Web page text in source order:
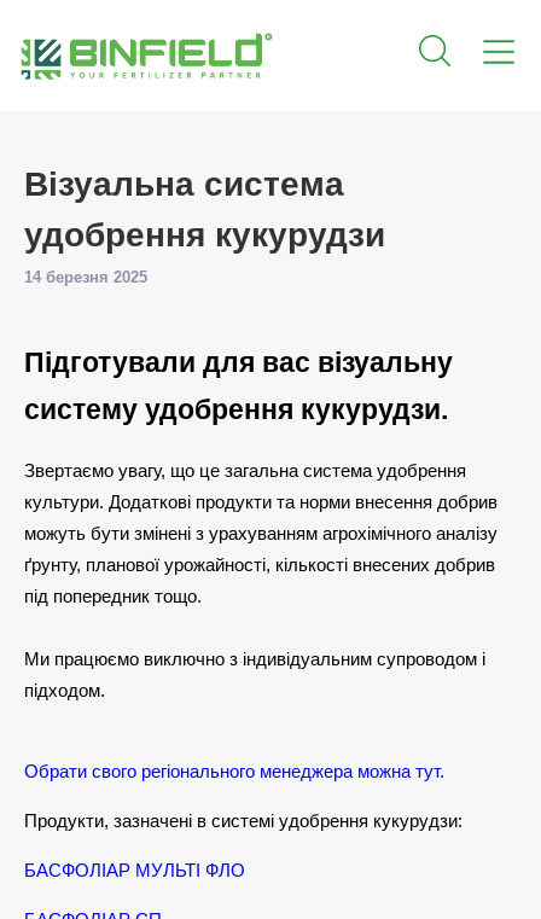
Візуальна система
удобрення кукурудзи
14 березня 2025
Підготували для вас візуальну
систему удобрення кукурудзи.
Звертаємо увагу, що це загальна система удобрення
культури. Додаткові продукти та норми внесення добрив
можуть бути змінені з урахуванням агрохімічного аналізу
ґрунту, планової урожайності, кількості внесених добрив
під попередник тощо.
Ми працюємо виключно з індивідуальним супроводом і
підходом.
Обрати свого регіонального менеджера можна тут.
Продукти, зазначені в системі удобрення кукурудзи:
БАСФОЛІАР МУЛЬТІ ФЛО